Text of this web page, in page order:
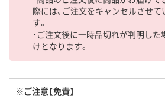
際には、ご注文をキャンセルさせ
す。
・ご注文後に一時品切れが判明した
けとなります。
※ご注意【免責】